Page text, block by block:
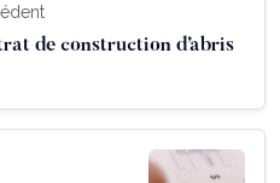
de construction d’abris